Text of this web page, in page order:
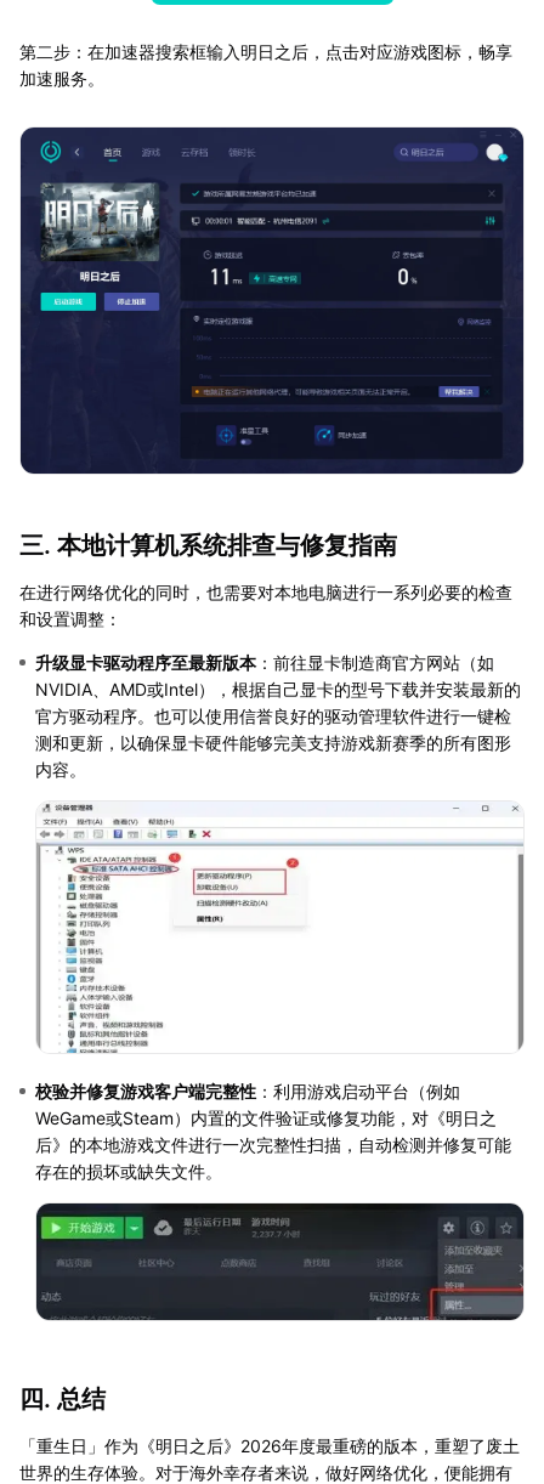
第二步：在加速器搜索框输入明日之后，点击对应游戏图标，畅享
加速服务。
三. 本地计算机系统排查与修复指南
在进行网络优化的同时，也需要对本地电脑进行一系列必要的检查
和设置调整：
升级显卡驱动程序至最新版本：前往显卡制造商官方网站（如
NVIDIA、AMD或Intel），根据自己显卡的型号下载并安装最新的
官方驱动程序。也可以使用信誉良好的驱动管理软件进行一键检
测和更新，以确保显卡硬件能够完美支持游戏新赛季的所有图形
内容。
校验并修复游戏客户端完整性 ：利用游戏启动平台（例如
WeGame或Steam）内置的文件验证或修复功能，对《明日之
后》的本地游戏文件进行一次完整性扫描，自动检测并修复可能
存在的损坏或缺失文件。
四. 总结
「重生日」作为《明日之后》2026年度最重磅的版本，重塑了废土
世界的生存体验。对于海外幸存者来说，做好网络优化，便能拥有